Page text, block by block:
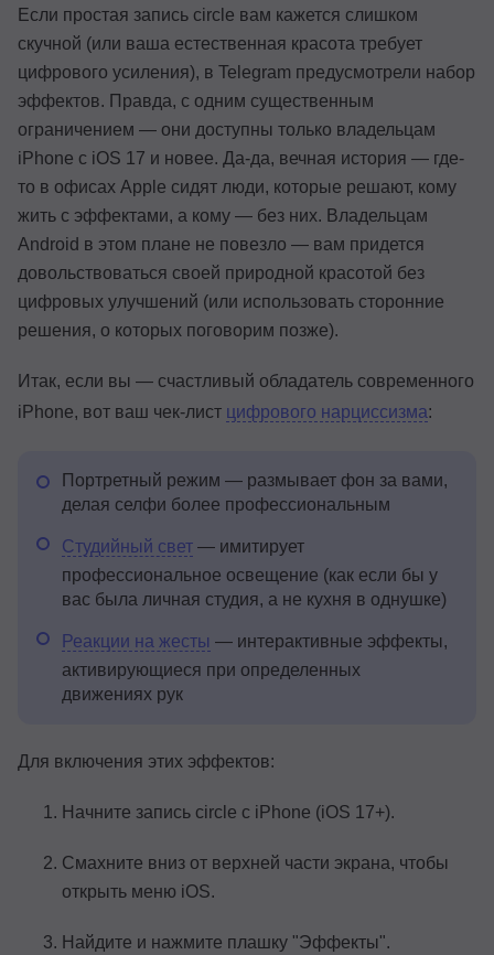
Если простая запись circle вам кажется слишком
скучной (или ваша естественная красота требует
цифрового усиления), в Telegram предусмотрели набор
эффектов. Правда, с одним существенным
ограничением — они доступны только владельцам
iPhone с iOS 17 и новее. Да-да, вечная история — где-
то в офисах Apple сидят люди, которые решают, кому
жить с эффектами, а кому — без них. Владельцам
Android в этом плане не повезло — вам придется
довольствоваться своей природной красотой без
цифровых улучшений (или использовать сторонние
решения, о которых поговорим позже).
Итак, если вы — счастливый обладатель современного
iPhone, вот ваш чек-лист цифрового нарциссизма:
Портретный режим — размывает фон за вами,
делая селфи более профессиональным
Студийный свет — имитирует
профессиональное освещение (как если бы у
вас была личная студия, а не кухня в однушке)
Реакции на жесты — интерактивные эффекты,
активирующиеся при определенных
движениях рук
Для включения этих эффектов:
Начните запись circle с iPhone (iOS 17+).
Смахните вниз от верхней части экрана, чтобы
открыть меню iOS.
Найдите и нажмите плашку "Эффекты".